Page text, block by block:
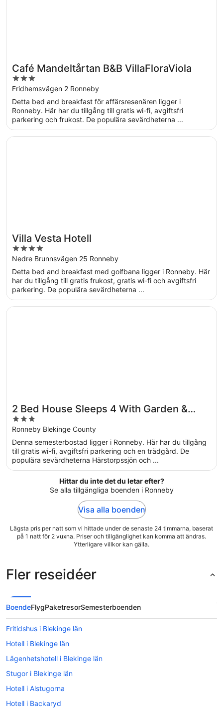
Café Mandeltårtan B&B VillaFloraViola
3
out
of
5
Fridhemsvägen 2 Ronneby
Detta bed and breakfast för affärsresenären ligger i
Ronneby. Här har du tillgång till gratis wi-fi, avgiftsfri
parkering och frukost. De populära sevärdheterna ...
Villa Vesta Hotell
4
out
of
5
Nedre Brunnsvägen 25 Ronneby
Detta bed and breakfast med golfbana ligger i Ronneby. Här
har du tillgång till gratis frukost, gratis wi-fi och avgiftsfri
parkering. De populära sevärdheterna ...
Öppnas i ett nytt fönster
Villa Vesta Hotell
2 Bed House Sleeps 4 With Garden &
Free Parking
3
out
of
5
Ronneby Blekinge County
Denna semesterbostad ligger i Ronneby. Här har du tillgång
till gratis wi-fi, avgiftsfri parkering och en trädgård. De
populära sevärdheterna Härstorpssjön och ...
Öppnas i ett nytt fönster
2 Bed House Sleeps 4 With Garden & Free Parking
Hittar du inte det du letar efter?
Se alla tillgängliga boenden i Ronneby
Visa alla boenden
Lägsta pris per natt som vi hittade under de senaste 24 timmarna, baserat
på 1 natt för 2 vuxna. Priser och tillgänglighet kan komma att ändras.
Ytterligare villkor kan gälla.
Fler reseidéer
BoendeFlygPaketresorSemesterboenden
Fritidshus i Blekinge län
Hotell i Blekinge län
Lägenhetshotell i Blekinge län
Stugor i Blekinge län
Hotell i Alstugorna
Hotell i Backaryd